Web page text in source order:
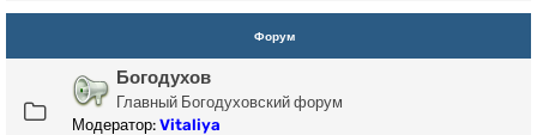
Форум
Богодухов
Главный Богодуховский форум
Модератор: Vitaliya